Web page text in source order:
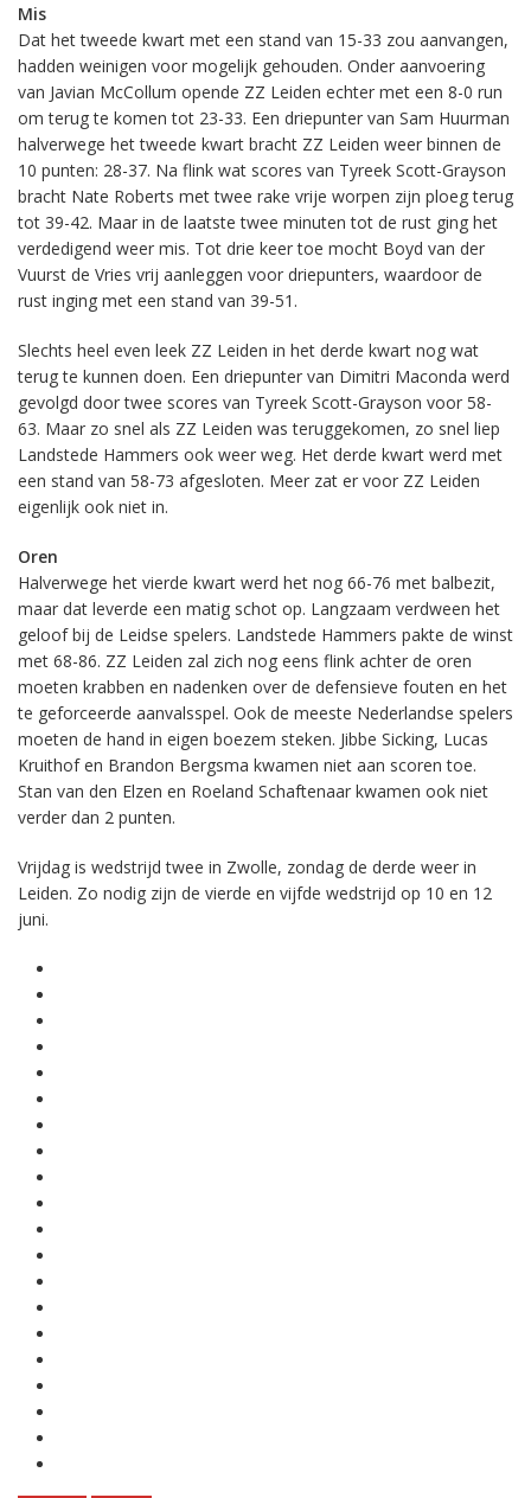
Mis
Dat het tweede kwart met een stand van 15-33 zou aanvangen,
hadden weinigen voor mogelijk gehouden. Onder aanvoering
van Javian McCollum opende ZZ Leiden echter met een 8-0 run
om terug te komen tot 23-33. Een driepunter van Sam Huurman
halverwege het tweede kwart bracht ZZ Leiden weer binnen de
10 punten: 28-37. Na flink wat scores van Tyreek Scott-Grayson
bracht Nate Roberts met twee rake vrije worpen zijn ploeg terug
tot 39-42. Maar in de laatste twee minuten tot de rust ging het
verdedigend weer mis. Tot drie keer toe mocht Boyd van der
Vuurst de Vries vrij aanleggen voor driepunters, waardoor de
rust inging met een stand van 39-51.
Slechts heel even leek ZZ Leiden in het derde kwart nog wat
terug te kunnen doen. Een driepunter van Dimitri Maconda werd
gevolgd door twee scores van Tyreek Scott-Grayson voor 58-
63. Maar zo snel als ZZ Leiden was teruggekomen, zo snel liep
Landstede Hammers ook weer weg. Het derde kwart werd met
een stand van 58-73 afgesloten. Meer zat er voor ZZ Leiden
eigenlijk ook niet in.
Oren
Halverwege het vierde kwart werd het nog 66-76 met balbezit,
maar dat leverde een matig schot op. Langzaam verdween het
geloof bij de Leidse spelers. Landstede Hammers pakte de winst
met 68-86. ZZ Leiden zal zich nog eens flink achter de oren
moeten krabben en nadenken over de defensieve fouten en het
te geforceerde aanvalsspel. Ook de meeste Nederlandse spelers
moeten de hand in eigen boezem steken. Jibbe Sicking, Lucas
Kruithof en Brandon Bergsma kwamen niet aan scoren toe.
Stan van den Elzen en Roeland Schaftenaar kwamen ook niet
verder dan 2 punten.
Vrijdag is wedstrijd twee in Zwolle, zondag de derde weer in
Leiden. Zo nodig zijn de vierde en vijfde wedstrijd op 10 en 12
juni.